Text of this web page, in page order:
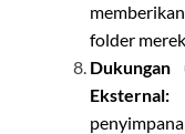
folder
Eksternal: